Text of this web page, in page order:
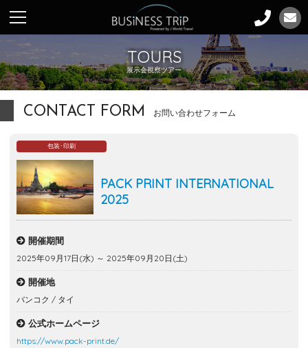
TOURS
展示会視察ツアー
CONTACT FORM お問い合わせフォーム
包装･印刷
PACK PRINT INTERNATIONAL
2025
開催期間
2025年09月17日(水) ～ 2025年09月20日(土)
開催地
バンコク / タイ
公式ホームページ
https://www.pack-print.de/